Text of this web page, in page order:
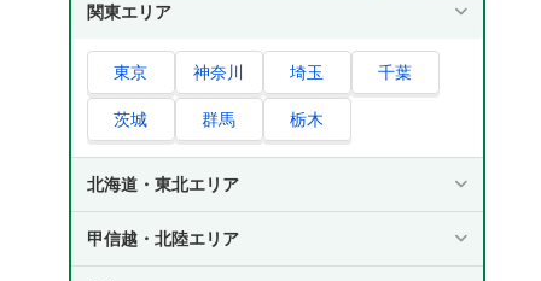
関東エリア
東京 神奈川 埼玉 千葉
茨城 群馬 栃木
北海道・東北エリア
甲信越・北陸エリア